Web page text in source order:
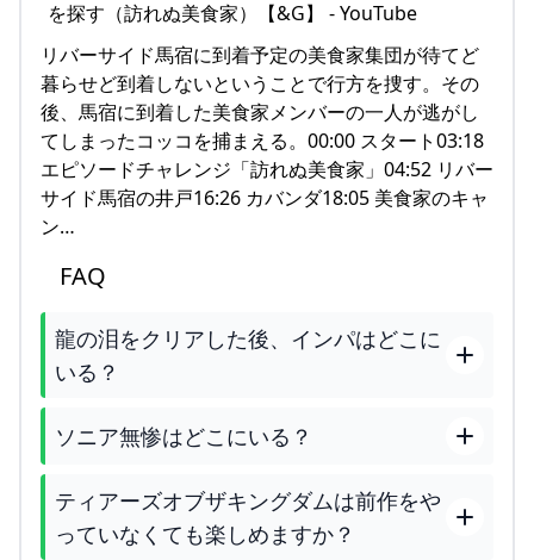
リバーサイド馬宿に到着予定の美食家集団が待てど
暮らせど到着しないということで行方を捜す。その
後、馬宿に到着した美食家メンバーの一人が逃がし
てしまったコッコを捕まえる。00:00 スタート03:18
エピソードチャレンジ「訪れぬ美食家」04:52 リバー
サイド馬宿の井戸16:26 カバンダ18:05 美食家のキャ
ン…
FAQ
龍の泪をクリアした後、インパはどこに
いる？
ソニア無惨はどこにいる？
ティアーズオブザキングダムは前作をや
っていなくても楽しめますか？